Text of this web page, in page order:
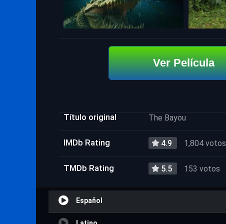
Ver Película
Título original The Bayou
IMDb Rating 4.9 1,804 votos
TMDb Rating 5.5 153 votos
Español